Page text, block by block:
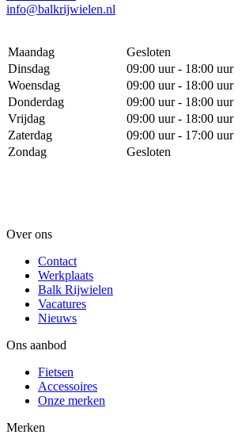
info@balkrijwielen.nl
Maandag
Gesloten
Dinsdag
09:00 uur - 18:00 uur
Woensdag
09:00 uur - 18:00 uur
Donderdag
09:00 uur - 18:00 uur
Vrijdag
09:00 uur - 18:00 uur
Zaterdag
09:00 uur - 17:00 uur
Zondag
Gesloten
Over ons
Contact
Werkplaats
Balk Rijwielen
Vacatures
Nieuws
Ons aanbod
Fietsen
Accessoires
Onze merken
Merken